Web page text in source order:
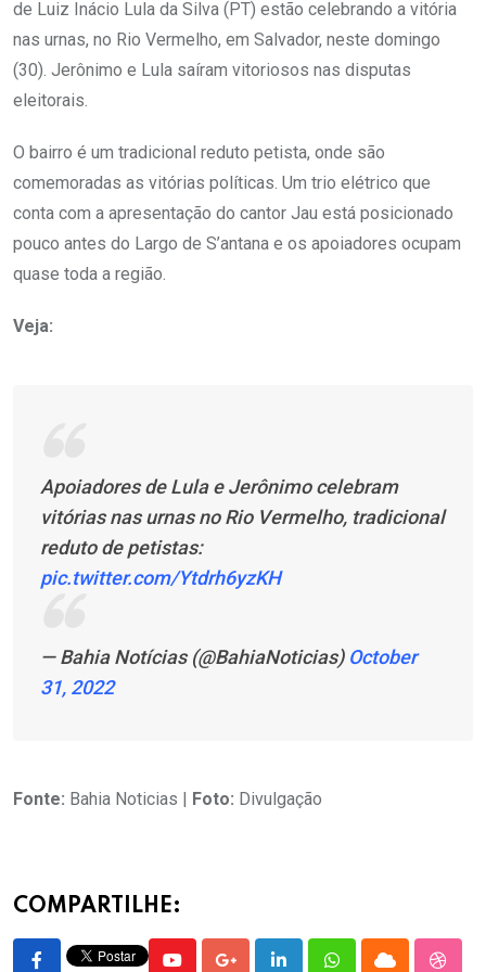
de Luiz Inácio Lula da Silva (PT) estão celebrando a vitória
nas urnas, no Rio Vermelho, em Salvador, neste domingo
(30). Jerônimo e Lula saíram vitoriosos nas disputas
eleitorais.
O bairro é um tradicional reduto petista, onde são
comemoradas as vitórias políticas. Um trio elétrico que
conta com a apresentação do cantor Jau está posicionado
pouco antes do Largo de S’antana e os apoiadores ocupam
quase toda a região.
Veja:
Apoiadores de Lula e Jerônimo celebram
vitórias nas urnas no Rio Vermelho, tradicional
reduto de petistas:
pic.twitter.com/Ytdrh6yzKH
— Bahia Notícias (@BahiaNoticias) October
31, 2022
Fonte: Bahia Noticias | Foto: Divulgação
COMPARTILHE: